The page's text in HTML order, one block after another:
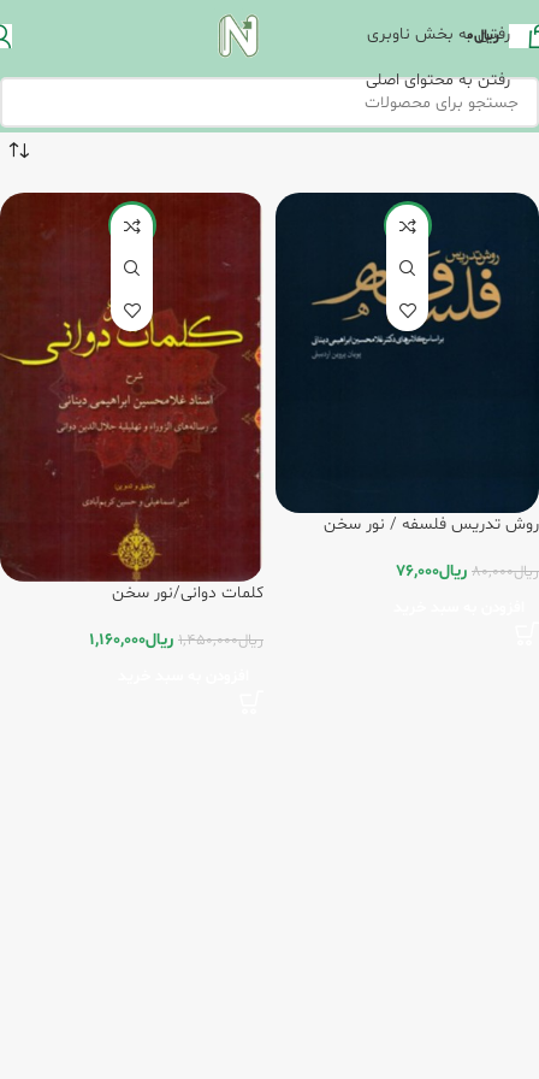
رفتن به بخش ناوبری
رفتن به محتوای اصلی
ریال0
-5%
روش تدریس فلسفه / نور سخن
ریال80,000 ریال76,000
-20%
کلمات دوانی/نور سخن
ریال1,450,000 ریال1,160,000